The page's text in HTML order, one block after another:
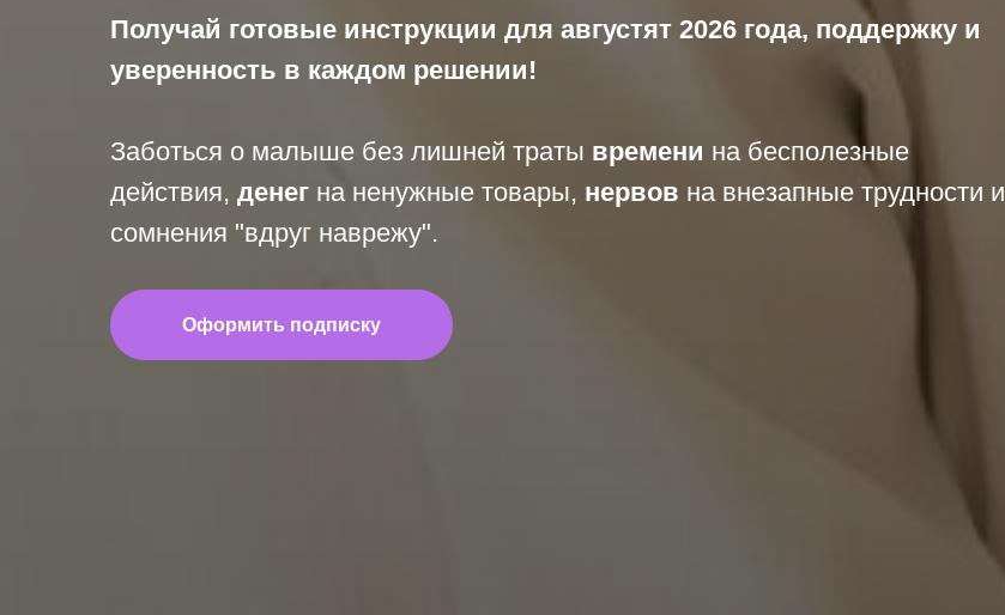
Получай готовые инструкции для августят 2026 года, поддержку и
уверенность в каждом решении!
Заботься о малыше без лишней траты времени на бесполезные
действия, денег на ненужные товары, нервов на внезапные трудности и
сомнения "вдруг наврежу".
Оформить подписку